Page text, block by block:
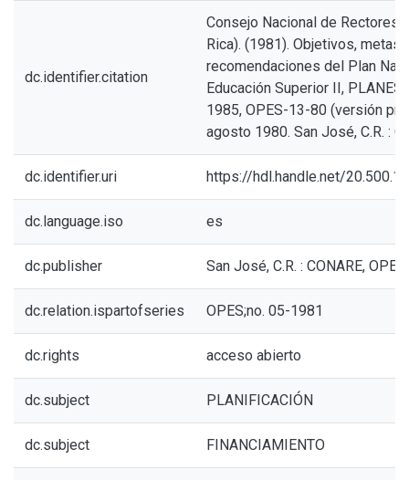
dc.identifier.citation
Consejo Nacional de Rectores
Rica). (1981). Objetivos, metas
recomendaciones del Plan
Educación Superior II, PLANES
1985, OPES-13-80 (versión
agosto 1980. San José, C.R. :
dc.identifier.uri https://hdl.handle.net/
dc.language.iso es
dc.publisher San José, C.R. : CONARE, OPES
dc.relation.ispartofseries OPES;no. 05-1981
dc.rights acceso abierto
dc.subject PLANIFICACIÓN
dc.subject FINANCIAMIENTO